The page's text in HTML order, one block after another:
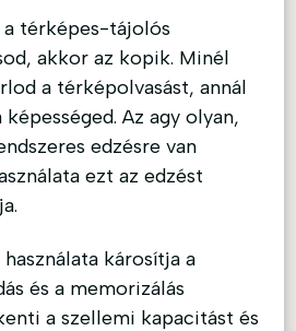
a térképes-tájolós
akkor az kopik. Minél
a térképolvasást, annál
Az agy olyan,
edzésre van
ezt az edzést
károsítja a
és a memorizálás
a szellemi kapacitást és